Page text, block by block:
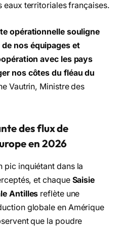
eaux territoriales françaises.
opérationnelle souligne
nos équipages et
avec les pays
nos côtes du fléau du
Vautrin, Ministre des
des flux de
en 2026
pic inquiétant dans la
et chaque Saisie
Antilles reflète une
globale en Amérique
que la poudre